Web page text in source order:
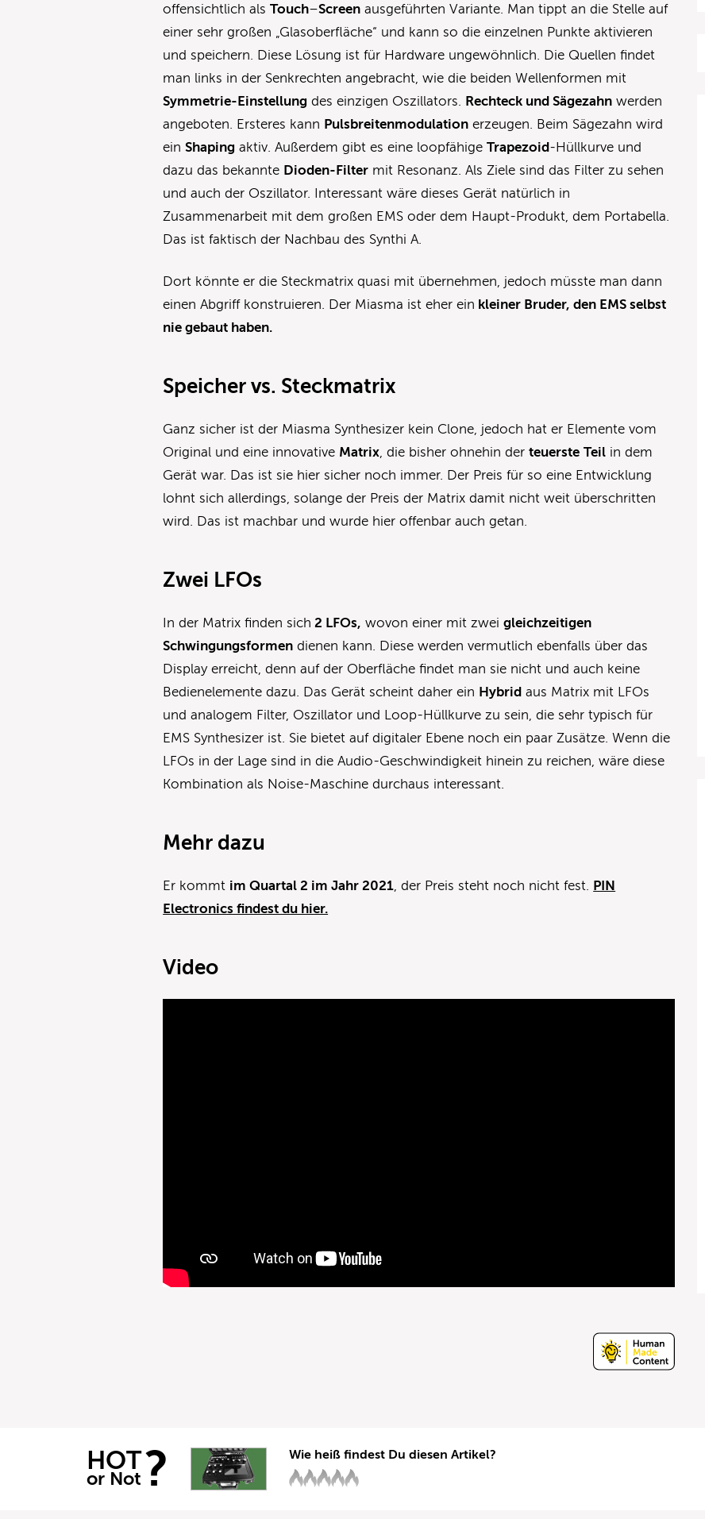
offensichtlich alsTouch–Screen ausgeführten Variante. Man tippt an die Stelle auf
einer sehr großen „Glasoberfläche“ und kann so die einzelnen Punkte aktivieren
und speichern. Diese Lösung ist für Hardware ungewöhnlich. Die Quellen findet
man links in der Senkrechten angebracht, wie die beiden Wellenformen mit
Symmetrie-Einstellung des einzigen Oszillators. Rechteck und Sägezahn werden
angeboten. Ersteres kann Pulsbreitenmodulation erzeugen. Beim Sägezahn wird
einShaping aktiv. Außerdem gibt es eine loopfähigeTrapezoid-Hüllkurve und
dazu das bekannte Dioden-Filter mit Resonanz. Als Ziele sind das Filter zu sehen
und auch der Oszillator. Interessant wäre dieses Gerät natürlich in
Zusammenarbeit mit dem großen EMS oder dem Haupt-Produkt, dem Portabella.
Das ist faktisch der Nachbau des Synthi A.
Dort könnte er die Steckmatrix quasi mit übernehmen, jedoch müsste man dann
einen Abgriff konstruieren. Der Miasma ist eher ein kleiner Bruder, den EMS selbst
nie gebaut haben.
Speicher vs. Steckmatrix
Ganz sicher ist der Miasma Synthesizer kein Clone, jedoch hat er Elemente vom
Original und eine innovative Matrix, die bisher ohnehin derteuerste Teil in dem
Gerät war. Das ist sie hier sicher noch immer. Der Preis für so eine Entwicklung
lohnt sich allerdings, solange der Preis der Matrix damit nicht weit überschritten
wird. Das ist machbar und wurde hier offenbar auch getan.
Zwei LFOs
In der Matrix finden sich 2 LFOs, wovon einer mit zweigleichzeitigen
Schwingungsformen dienen kann. Diese werden vermutlich ebenfalls über das
Display erreicht, denn auf der Oberfläche findet man sie nicht und auch keine
Bedienelemente dazu. Das Gerät scheint daher ein Hybrid aus Matrix mit LFOs
und analogem Filter, Oszillator und Loop-Hüllkurve zu sein, die sehr typisch für
EMS Synthesizer ist. Sie bietet auf digitaler Ebene noch ein paar Zusätze. Wenn die
LFOs in der Lage sind in die Audio-Geschwindigkeit hinein zu reichen, wäre diese
Kombination als Noise-Maschine durchaus interessant.
Mehr dazu
Er kommt im Quartal 2 im Jahr 2021, der Preis steht noch nicht fest. PIN
Electronics findest du hier.
Video
HOT
or Not ?
Wie heiß findest Du diesen Artikel?